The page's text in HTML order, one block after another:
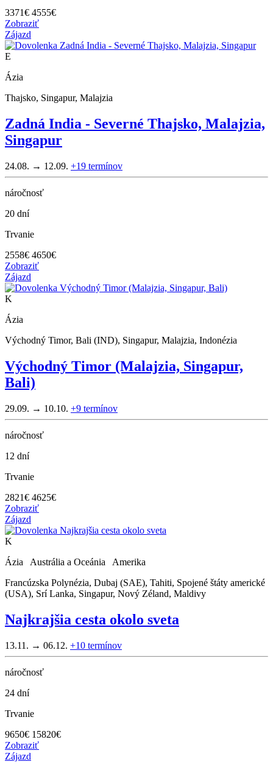
3371€ 4555€
Zobraziť
Zájazd
E
Ázia
Thajsko, Singapur, Malajzia
Zadná India - Severné Thajsko, Malajzia,
Singapur
24.08. → 12.09. +19 termínov
náročnosť
20 dní
Trvanie
2558€ 4650€
Zobraziť
Zájazd
K
Ázia
Východný Timor, Bali (IND), Singapur, Malajzia, Indonézia
Východný Timor (Malajzia, Singapur,
Bali)
29.09. → 10.10. +9 termínov
náročnosť
12 dní
Trvanie
2821€ 4625€
Zobraziť
Zájazd
K
Ázia Austrália a Oceánia Amerika
Francúzska Polynézia, Dubaj (SAE), Tahiti, Spojené štáty americké
(USA), Srí Lanka, Singapur, Nový Zéland, Maldivy
Najkrajšia cesta okolo sveta
13.11. → 06.12. +10 termínov
náročnosť
24 dní
Trvanie
9650€ 15820€
Zobraziť
Zájazd